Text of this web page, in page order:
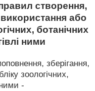
створення,
або
ботанічних
ними
зберігання,
зоологічних,
ними -